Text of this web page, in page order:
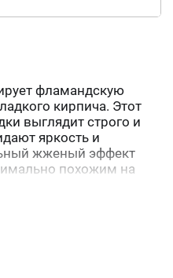
фламандскую
кирпича. Этот
выглядит строго и
яркость и
жженый эффект
похожим на
сочетается с